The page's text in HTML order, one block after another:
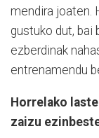
mendira joaten.
gustuko dut, bai
ezberdinak
entrenamendu
Horrelako
zaizu